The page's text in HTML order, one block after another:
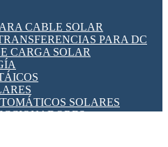
CABLE SOLAR
PARA DC
CARGA SOLAR
SOLARES